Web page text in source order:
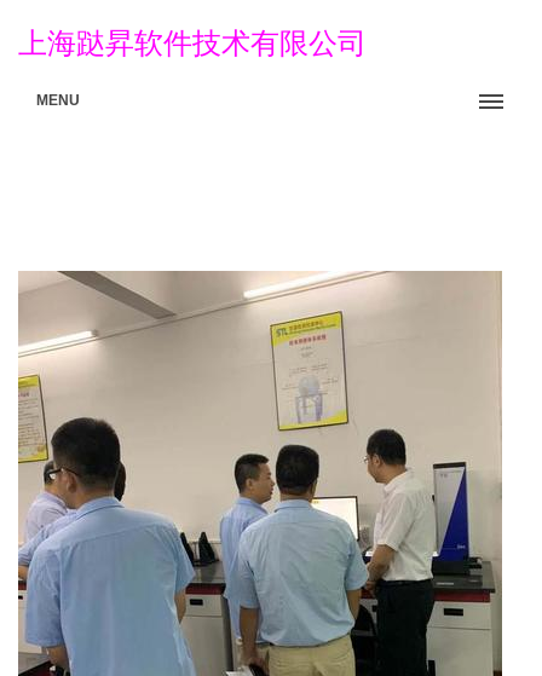
上海跶昇软件技术有限公司
MENU